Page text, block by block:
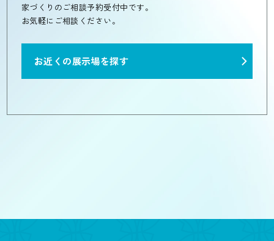
家づくりのご相談予約受付中です。
お気軽にご相談ください。
お近くの展示場を探す